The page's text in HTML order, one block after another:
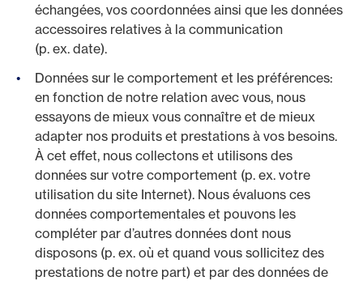
échangées, vos coordonnées ainsi que les données
accessoires relatives à la communication
(p. ex. date).
Données sur le comportement et les préférences:
en fonction de notre relation avec vous, nous
essayons de mieux vous connaître et de mieux
adapter nos produits et prestations à vos besoins.
À cet effet, nous collectons et utilisons des
données sur votre comportement (p. ex. votre
utilisation du site Internet). Nous évaluons ces
données comportementales et pouvons les
compléter par d’autres données dont nous
disposons (p. ex. où et quand vous sollicitez des
prestations de notre part) et par des données de